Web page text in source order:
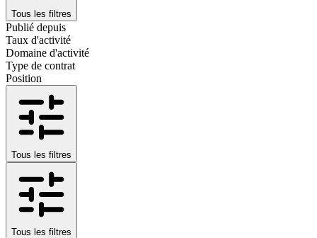
Tous les filtres
Publié depuis
Taux d'activité
Domaine d'activité
Type de contrat
Position
Tous les filtres
Tous les filtres